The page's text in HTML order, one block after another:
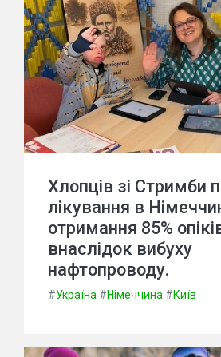
Хлопців зі Стримби
лікування в
отримання 85%
внаслідок вибуху
нафтопроводу.
#Україна #Німеччина #Київ